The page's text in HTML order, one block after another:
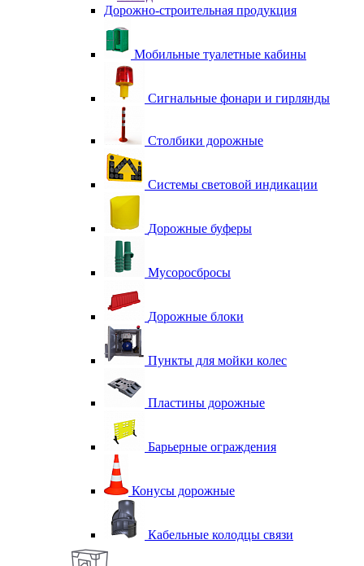
Дорожно-строительная продукция
Мобильные туалетные кабины
Сигнальные фонари и гирлянды
Столбики дорожные
Системы световой индикации
Дорожные буферы
Мусоросбросы
Дорожные блоки
Пункты для мойки колес
Пластины дорожные
Барьерные ограждения
Конусы дорожные
Кабельные колодцы связи